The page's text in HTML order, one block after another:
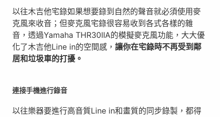
以往木吉他宅錄如果想要錄到自然的聲音就必須使用麥
克風來收音；但麥克風宅錄很容易收到各式各樣的雜
音，透過Yamaha THR30IIA的模擬麥克風功能，大大優
化了木吉他Line in的空間感， 讓你在宅錄時不再受到鄰
居和垃圾車的打擾。
連接手機進行錄音
以往樂器要進行高音質Line in和畫質的同步錄製，都得